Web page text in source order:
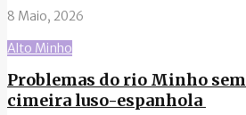
8 Maio, 2026
Alto Minho
Problemas do rio Minho
cimeira luso-espanhola